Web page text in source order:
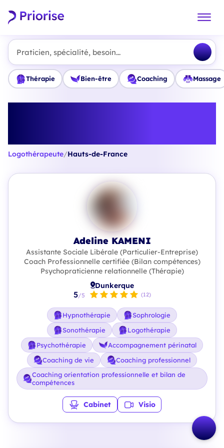
Praticien, spécialité, besoin...
Thérapie Bien-être Coaching Massage
Logothérapeute/Hauts-de-France
Adeline KAMENI
Assistante Sociale Libérale (Particulier-Entreprise)
Coach Professionnelle certifiée (Bilan compétences)
Psychopraticienne relationnelle (Thérapie)
Dunkerque
5/5 (12)
Hypnothérapie
Sophrologie
Sonothérapie
Logothérapie
Psychothérapie
Accompagnement périnatal
Coaching de vie
Coaching professionnel
Coaching orientation professionnelle et bilan de
compétences
Cabinet Visio